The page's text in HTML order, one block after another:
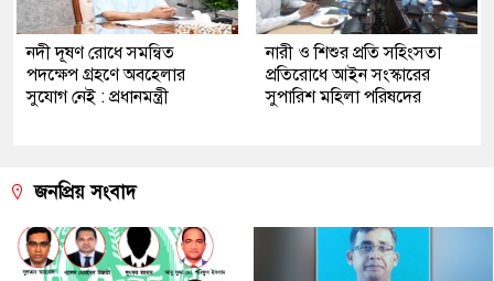
নদী দূষণ রোধে সমন্বিত
পদক্ষেপ গ্রহণে অবহেলার
সুযোগ নেই : প্রধানমন্ত্রী
নারী ও শিশুর প্রতি সহিংসতা
প্রতিরোধে আইন সংস্কারের
সুপারিশ মহিলা পরিষদের
জনপ্রিয় সংবাদ